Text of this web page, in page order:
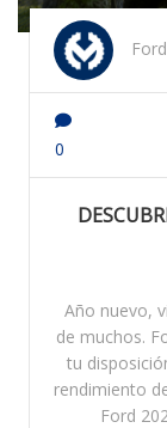
0
Año nuevo,
de muchos.
tu
rendimiento
Ford